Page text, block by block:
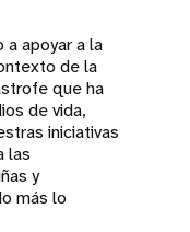
a apoyar a la
de la
que ha
de vida,
iniciativas
las
y
más lo